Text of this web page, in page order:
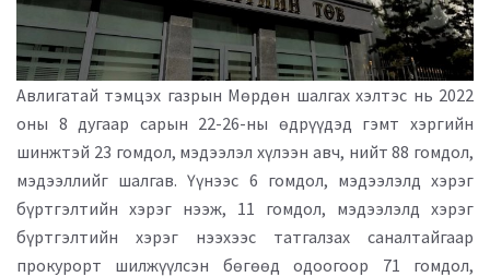
Авлигатай тэмцэх газрын Мөрдөн шалгах хэлтэс нь 2022
оны 8 дугаар сарын 22-26-ны өдрүүдэд гэмт хэргийн
шинжтэй 23 гомдол, мэдээлэл хүлээн авч, нийт 88 гомдол,
мэдээллийг шалгав. Үүнээс 6 гомдол, мэдээлэлд хэрэг
бүртгэлтийн хэрэг нээж, 11 гомдол, мэдээлэлд хэрэг
бүртгэлтийн хэрэг нээхээс татгалзах саналтайгаар
прокурорт шилжүүлсэн бөгөөд одоогоор 71 гомдол,